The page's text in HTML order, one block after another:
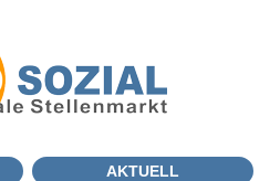
AKTUELL